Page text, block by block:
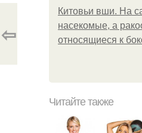
Китовьи вши. На
насекомые, а
относящиеся к
⇦
Читайте также